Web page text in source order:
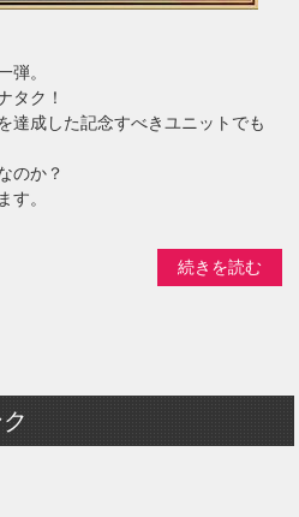
弾。
タク！
達成した記念すべきユニットでも
のか？
す。
続きを読む